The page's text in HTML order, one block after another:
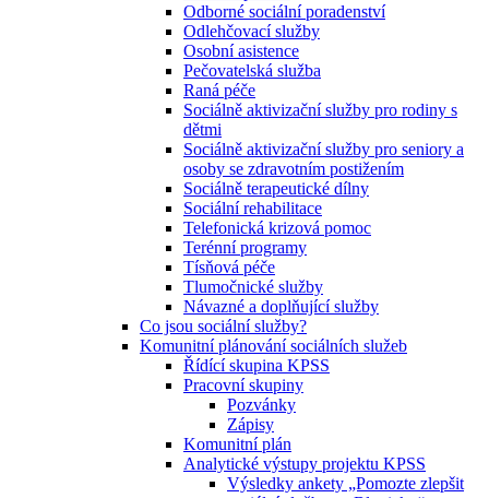
Odborné sociální poradenství
Odlehčovací služby
Osobní asistence
Pečovatelská služba
Raná péče
Sociálně aktivizační služby pro rodiny s
dětmi
Sociálně aktivizační služby pro seniory a
osoby se zdravotním postižením
Sociálně terapeutické dílny
Sociální rehabilitace
Telefonická krizová pomoc
Terénní programy
Tísňová péče
Tlumočnické služby
Návazné a doplňující služby
Co jsou sociální služby?
Komunitní plánování sociálních služeb
Řídící skupina KPSS
Pracovní skupiny
Pozvánky
Zápisy
Komunitní plán
Analytické výstupy projektu KPSS
Výsledky ankety „Pomozte zlepšit